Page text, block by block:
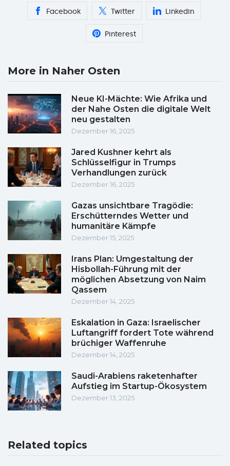
Facebook Twitter Linkedin
Pinterest
More in Naher Osten
Neue KI-Mächte: Wie Afrika und
der Nahe Osten die digitale Welt
neu gestalten
Dezember 16, 2025
Jared Kushner kehrt als
Schlüsselfigur in Trumps
Verhandlungen zurück
Dezember 16, 2025
Gazas unsichtbare Tragödie:
Erschütterndes Wetter und
humanitäre Kämpfe
Dezember 15, 2025
Irans Plan: Umgestaltung der
Hisbollah-Führung mit der
möglichen Absetzung von Naim
Qassem
Dezember 14, 2025
Eskalation in Gaza: Israelischer
Luftangriff fordert Tote während
brüchiger Waffenruhe
Dezember 14, 2025
Saudi-Arabiens raketenhafter
Aufstieg im Startup-Ökosystem
Dezember 13, 2025
Related topics